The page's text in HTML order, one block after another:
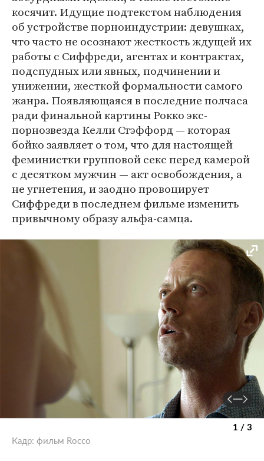
косячит. Идущие подтекстом наблюдения
об устройстве порноиндустрии: девушках,
что часто не осознают жесткость ждущей их
работы с Сиффреди, агентах и контрактах,
подспудных или явных, подчинении и
унижении, жесткой формальности самого
жанра. Появляющаяся в последние полчаса
ради финальной картины Рокко экс-
порнозвезда Келли Стэффорд — которая
бойко заявляет о том, что для настоящей
феминистки групповой секс перед камерой
с десятком мужчин — акт освобождения, а
не угнетения, и заодно провоцирует
Сиффреди в последнем фильме изменить
привычному образу альфа-самца.
1 / 3
Кадр: фильм Rocco